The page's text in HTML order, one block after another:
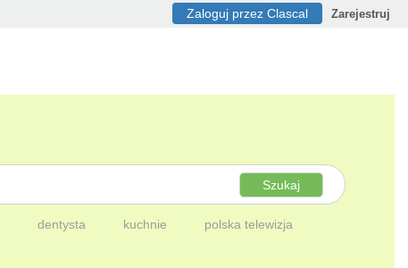
Zaloguj przez Clascal Zarejestruj
Szukaj
dentysta kuchnie polska telewizja